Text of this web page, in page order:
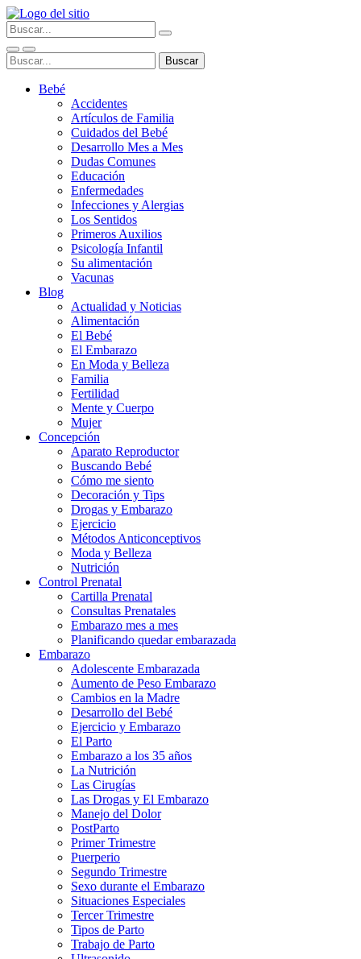
Bebé
Accidentes
Artículos de Familia
Cuidados del Bebé
Desarrollo Mes a Mes
Dudas Comunes
Educación
Enfermedades
Infecciones y Alergias
Los Sentidos
Primeros Auxilios
Psicología Infantil
Su alimentación
Vacunas
Blog
Actualidad y Noticias
Alimentación
El Bebé
El Embarazo
En Moda y Belleza
Familia
Fertilidad
Mente y Cuerpo
Mujer
Concepción
Aparato Reproductor
Buscando Bebé
Cómo me siento
Decoración y Tips
Drogas y Embarazo
Ejercicio
Métodos Anticonceptivos
Moda y Belleza
Nutrición
Control Prenatal
Cartilla Prenatal
Consultas Prenatales
Embarazo mes a mes
Planificando quedar embarazada
Embarazo
Adolescente Embarazada
Aumento de Peso Embarazo
Cambios en la Madre
Desarrollo del Bebé
Ejercicio y Embarazo
El Parto
Embarazo a los 35 años
La Nutrición
Las Cirugías
Las Drogas y El Embarazo
Manejo del Dolor
PostParto
Primer Trimestre
Puerperio
Segundo Trimestre
Sexo durante el Embarazo
Situaciones Especiales
Tercer Trimestre
Tipos de Parto
Trabajo de Parto